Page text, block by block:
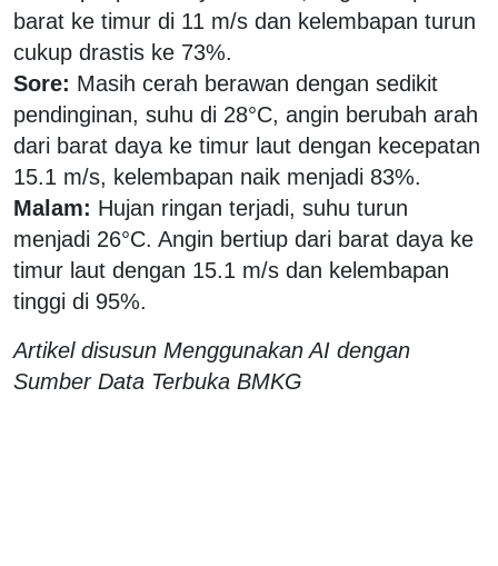
barat ke timur di 11 m/s dan kelembapan turun
cukup drastis ke 73%.
Sore: Masih cerah berawan dengan sedikit
pendinginan, suhu di 28°C, angin berubah arah
dari barat daya ke timur laut dengan kecepatan
15.1 m/s, kelembapan naik menjadi 83%.
Malam: Hujan ringan terjadi, suhu turun
menjadi 26°C. Angin bertiup dari barat daya ke
timur laut dengan 15.1 m/s dan kelembapan
tinggi di 95%.
Artikel disusun Menggunakan AI dengan
Sumber Data Terbuka BMKG